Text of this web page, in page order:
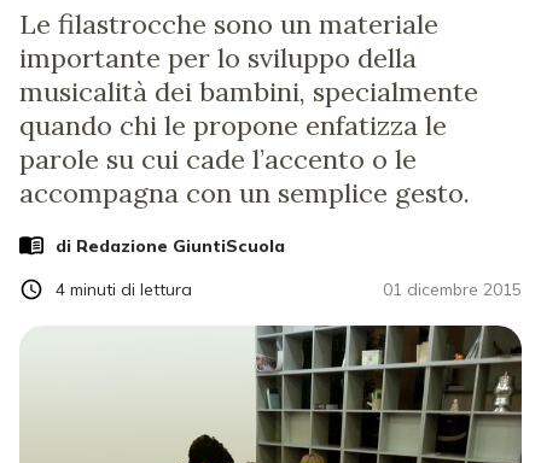
Le filastrocche sono un materiale
importante per lo sviluppo della
musicalità dei bambini, specialmente
quando chi le propone enfatizza le
parole su cui cade l’accento o le
accompagna con un semplice gesto.
di Redazione GiuntiScuola
01 dicembre 2015
4 minuti di lettura